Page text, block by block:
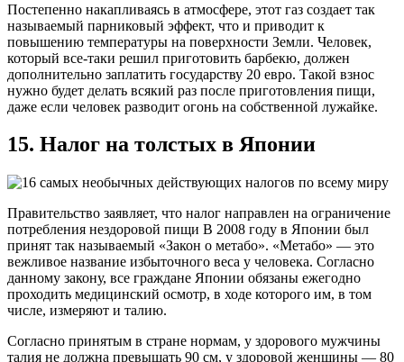
Постепенно накапливаясь в атмосфере, этот газ создает так
называемый парниковый эффект, что и приводит к
повышению температуры на поверхности Земли. Человек,
который все-таки решил приготовить барбекю, должен
дополнительно заплатить государству 20 евро. Такой взнос
нужно будет делать всякий раз после приготовления пищи,
даже если человек разводит огонь на собственной лужайке.
15. Налог на толстых в Японии
Правительство заявляет, что налог направлен на ограничение
потребления нездоровой пищи В 2008 году в Японии был
принят так называемый «Закон о метабо». «Метабо» — это
вежливое название избыточного веса у человека. Согласно
данному закону, все граждане Японии обязаны ежегодно
проходить медицинский осмотр, в ходе которого им, в том
числе, измеряют и талию.
Согласно принятым в стране нормам, у здорового мужчины
талия не должна превышать 90 см, у здоровой женщины — 80